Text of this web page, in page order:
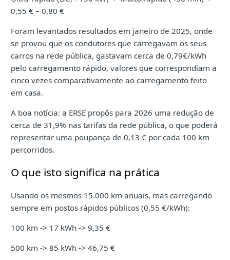
0,55 € – 0,80 €
Foram levantados resultados em janeiro de 2025, onde
se provou que os condutores que carregavam os seus
carros na rede pública, gastavam cerca de 0,79€/kWh
pelo carregamento rápido, valores que correspondiam a
cinco vezes comparativamente ao carregamento feito
em casa.
A boa notícia: a ERSE propôs para 2026 uma redução de
cerca de 31,9% nas tarifas da rede pública, o que poderá
representar uma poupança de 0,13 € por cada 100 km
percorridos.
O que isto significa na prática
Usando os mesmos 15.000 km anuais, mas carregando
sempre em postos rápidos públicos (0,55 €/kWh):
100 km -> 17 kWh -> 9,35 €
500 km -> 85 kWh -> 46,75 €